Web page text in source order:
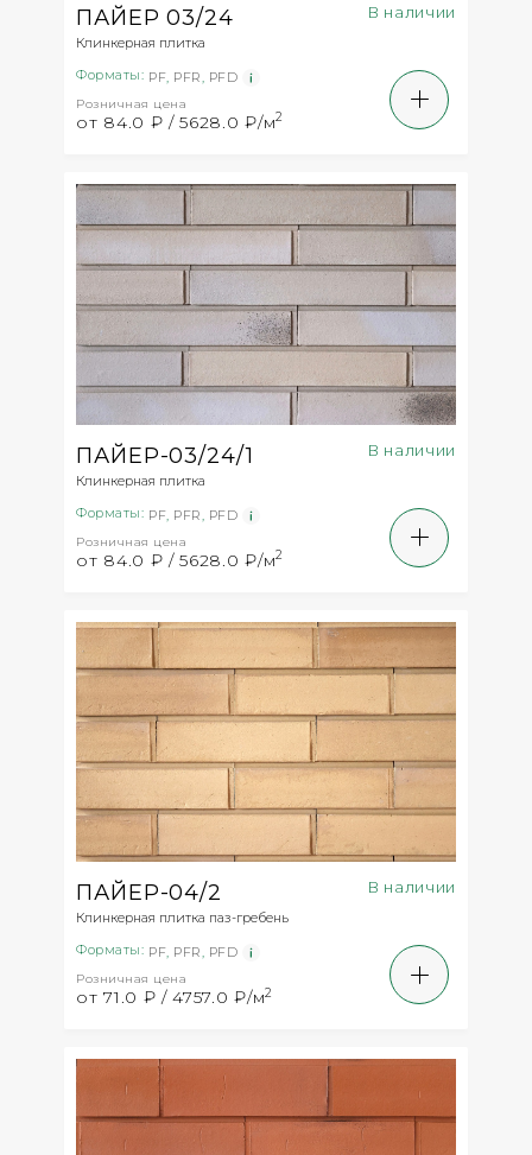
ПАЙЕР 03/24
Клинкерная плитка
В наличии
Форматы: PF PFR PFD
Розничная цена
от 84.0 ₽ / 5628.0 ₽/м2
ПАЙЕР-03/24/1
Клинкерная плитка
В наличии
Форматы: PF PFR PFD
Розничная цена
от 84.0 ₽ / 5628.0 ₽/м2
ПАЙЕР-04/2
Клинкерная плитка паз-гребень
В наличии
Форматы: PF, PFR, PFD
Розничная цена
от 71.0 ₽ / 4757.0 ₽/м2